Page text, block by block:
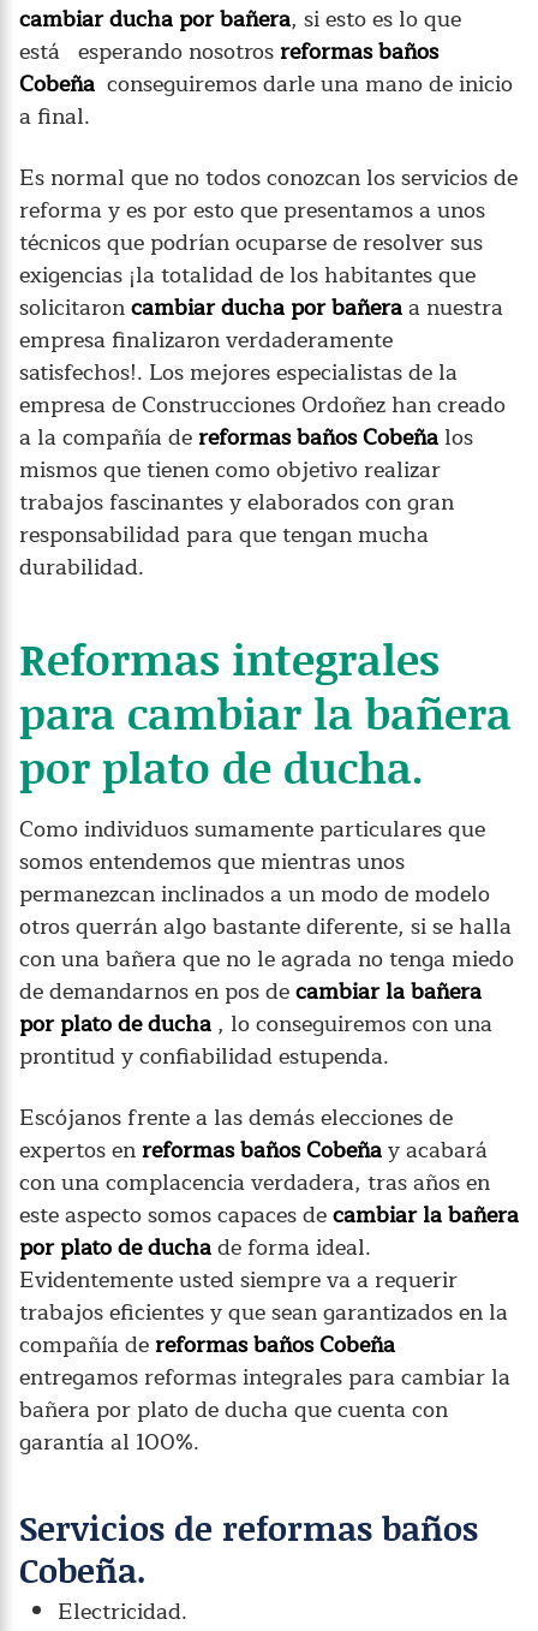
cambiar ducha por bañera, si esto es lo que
está esperando nosotrosreformas baños
Cobeña conseguiremos darle una mano de inicio
a final.
Es normal que no todos conozcan los servicios de
reforma y es por esto que presentamos a unos
técnicos que podrían ocuparse de resolver sus
exigencias ¡la totalidad de los habitantes que
solicitaroncambiar ducha por bañeraa nuestra
empresa finalizaron verdaderamente
satisfechos!. Los mejores especialistas de la
empresa de Construcciones Ordoñez han creado
a la compañía dereformas baños Cobeña los
mismos que tienen como objetivo realizar
trabajos fascinantes y elaborados con gran
responsabilidad para que tengan mucha
durabilidad.
Reformas integrales
para cambiar la bañera
por plato de ducha.
Como individuos sumamente particulares que
somos entendemos que mientras unos
permanezcan inclinados a un modo de modelo
otros querrán algo bastante diferente, si se halla
con una bañera que no le agrada no tenga miedo
de demandarnos en pos decambiar la bañera
por plato de ducha , lo conseguiremos con una
prontitud y confiabilidad estupenda.
Escójanos frente a las demás elecciones de
expertos enreformas baños Cobeñay acabará
con una complacencia verdadera, tras años en
este aspecto somos capaces decambiar la bañera
por plato de duchade forma ideal.
Evidentemente usted siempre va a requerir
trabajos eficientes y que sean garantizados en la
compañía dereformas baños Cobeña
entregamos reformas integrales para cambiar la
bañera por plato de ducha que cuenta con
garantía al 100%.
Servicios de reformas baños
Cobeña.
Electricidad.